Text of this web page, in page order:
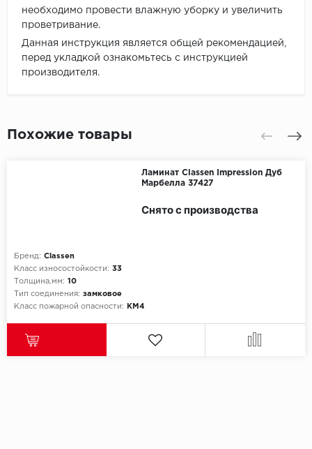
необходимо провести влажную уборку и увеличить
проветривание.
Данная инструкция является общей рекомендацией,
перед укладкой ознакомьтесь с инструкцией
производителя.
Похожие товары
Ламинат Classen Impression Дуб
Марбелла 37427
Бренд: Classen
Класс износостойкости: 33
Толщина,мм: 10
Тип соединения: замковое
Класс пожарной опасности:
КМ4
Снято с производства